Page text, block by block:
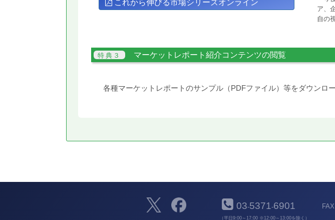
これから伸びる市場シリーズオンライン
ア、
自の
マーケットレポート紹介コンテンツの閲覧
各種マーケットレポートのサンプル（PDFファイル）等をダウンロ
03-5371-6901
（平日9:00～17:00 ※12:00～13:00を除く）
FAX